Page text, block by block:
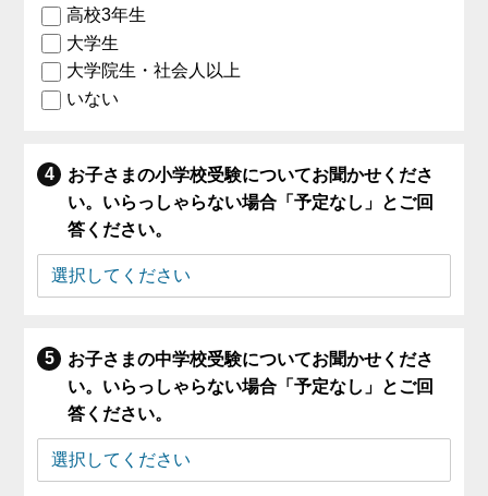
高校3年生
大学生
大学院生・社会人以上
いない
お子さまの小学校受験についてお聞かせくださ
い。いらっしゃらない場合「予定なし」とご回
答ください。
お子さまの中学校受験についてお聞かせくださ
い。いらっしゃらない場合「予定なし」とご回
答ください。